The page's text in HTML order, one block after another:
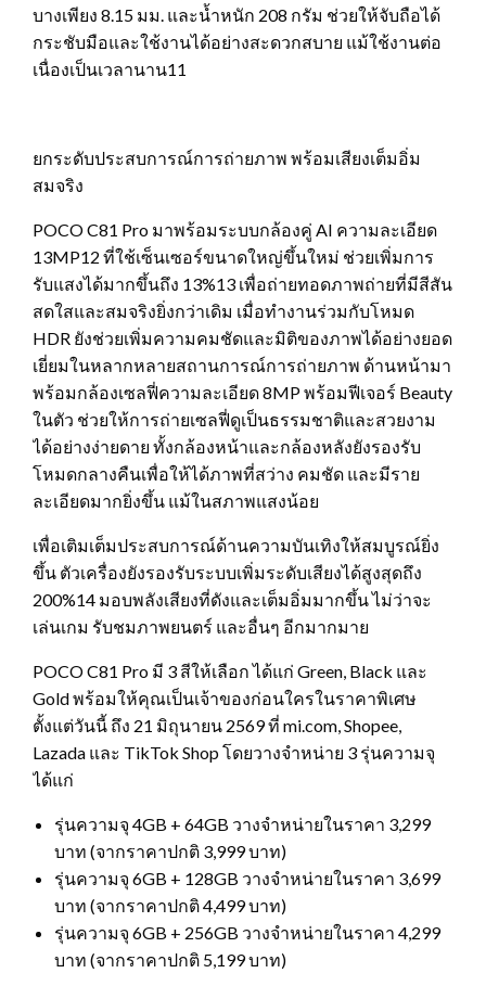
บางเพียง 8.15 มม. และน้ำหนัก 208 กรัม ช่วยให้จับถือได้
กระชับมือและใช้งานได้อย่างสะดวกสบาย แม้ใช้งานต่อ
เนื่องเป็นเวลานาน11
ยกระดับประสบการณ์การถ่ายภาพ พร้อมเสียงเต็มอิ่ม
สมจริง
POCO C81 Pro มาพร้อมระบบกล้องคู่ AI ความละเอียด
13MP12 ที่ใช้เซ็นเซอร์ขนาดใหญ่ขึ้นใหม่ ช่วยเพิ่มการ
รับแสงได้มากขึ้นถึง 13%13 เพื่อถ่ายทอดภาพถ่ายที่มีสีสัน
สดใสและสมจริงยิ่งกว่าเดิม เมื่อทำงานร่วมกับโหมด
HDR ยังช่วยเพิ่มความคมชัดและมิติของภาพได้อย่างยอด
เยี่ยมในหลากหลายสถานการณ์การถ่ายภาพ ด้านหน้ามา
พร้อมกล้องเซลฟี่ความละเอียด 8MP พร้อมฟีเจอร์ Beauty
ในตัว ช่วยให้การถ่ายเซลฟี่ดูเป็นธรรมชาติและสวยงาม
ได้อย่างง่ายดาย ทั้งกล้องหน้าและกล้องหลังยังรองรับ
โหมดกลางคืนเพื่อให้ได้ภาพที่สว่าง คมชัด และมีราย
ละเอียดมากยิ่งขึ้น แม้ในสภาพแสงน้อย
เพื่อเติมเต็มประสบการณ์ด้านความบันเทิงให้สมบูรณ์ยิ่ง
ขึ้น ตัวเครื่องยังรองรับระบบเพิ่มระดับเสียงได้สูงสุดถึง
200%14 มอบพลังเสียงที่ดังและเต็มอิ่มมากขึ้น ไม่ว่าจะ
เล่นเกม รับชมภาพยนตร์ และอื่นๆ อีกมากมาย
POCO C81 Pro มี 3 สีให้เลือก ได้แก่ Green, Black และ
Gold พร้อมให้คุณเป็นเจ้าของก่อนใครในราคาพิเศษ
ตั้งแต่วันนี้ ถึง 21 มิถุนายน 2569 ที่ mi.com, Shopee,
Lazada และ TikTok Shop โดยวางจำหน่าย 3 รุ่นความจุ
ได้แก่
รุ่นความจุ 4GB + 64GB วางจำหน่ายในราคา 3,299
บาท (จากราคาปกติ 3,999 บาท)
รุ่นความจุ 6GB + 128GB วางจำหน่ายในราคา 3,699
บาท (จากราคาปกติ 4,499 บาท)
รุ่นความจุ 6GB + 256GB วางจำหน่ายในราคา 4,299
บาท (จากราคาปกติ 5,199 บาท)